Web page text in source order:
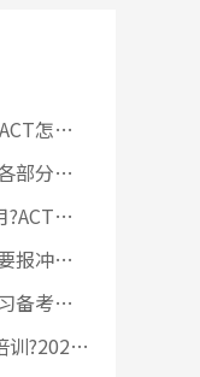
怎么
部分怎
备
报冲分
备考时
训?2026